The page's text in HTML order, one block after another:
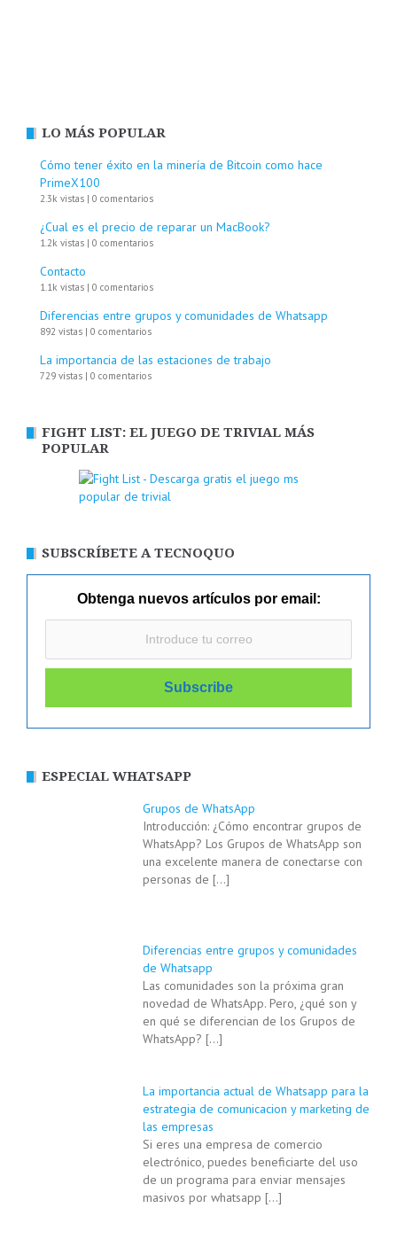
LO MÁS POPULAR
Cómo tener éxito en la minería de Bitcoin como hace
PrimeX100
2.3k vistas | 0 comentarios
¿Cual es el precio de reparar un MacBook?
1.2k vistas | 0 comentarios
Contacto
1.1k vistas | 0 comentarios
Diferencias entre grupos y comunidades de Whatsapp
892 vistas | 0 comentarios
La importancia de las estaciones de trabajo
729 vistas | 0 comentarios
FIGHT LIST: EL JUEGO DE TRIVIAL MÁS
POPULAR
SUBSCRÍBETE A TECNOQUO
Obtenga nuevos artículos por email:
ESPECIAL WHATSAPP
Grupos de WhatsApp
Introducción: ¿Cómo encontrar grupos de
WhatsApp? Los Grupos de WhatsApp son
una excelente manera de conectarse con
personas de […]
Diferencias entre grupos y comunidades
de Whatsapp
Las comunidades son la próxima gran
novedad de WhatsApp. Pero, ¿qué son y
en qué se diferencian de los Grupos de
WhatsApp? […]
La importancia actual de Whatsapp para la
estrategia de comunicacion y marketing de
las empresas
Si eres una empresa de comercio
electrónico, puedes beneficiarte del uso
de un programa para enviar mensajes
masivos por whatsapp […]